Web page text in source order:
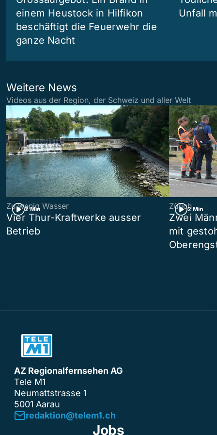
einem Heustock in Hilfikon
beschäftigt die Feuerwehr die
ganze Nacht
Unfall
Weitere News
Videos aus der Region, der Schweiz und aller Welt
2 Min
Zu wenig Wasser
Vier Thur-Kraftwerke ausser
Betrieb
2 Min
Zürich
Zwei
mit
AZ Regionalfernsehen AG
Tele M1
Neumattstrasse 1
5001 Aarau
redaktion@telem1.ch
Jobs